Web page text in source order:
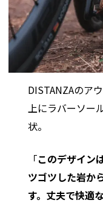
DISTANZAのア
上にラバーソー
状。
「このデザイン
ツゴツした岩か
す。丈夫で快適